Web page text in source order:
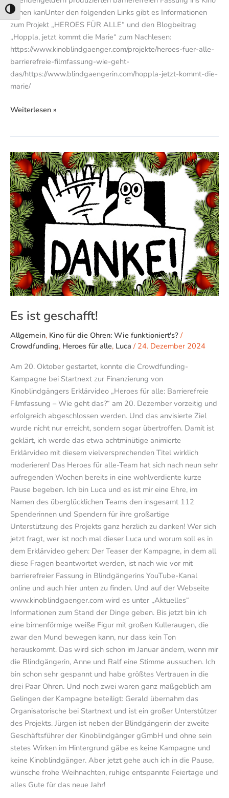
Umschalten auf hohe Kontraste
gehen kanUnter den folgenden Links gibt es Informationen
zum Projekt „HEROES FÜR ALLE“ und den Blogbeitrag
„Hoppla, jetzt kommt die Marie“ zum Nachlesen:
https://www.kinoblindgaenger.com/projekte/heroes-fuer-alle-
barrierefreie-filmfassung-wie-geht-
das/https://www.blindgaengerin.com/hoppla-jetzt-kommt-die-
marie/
Weiterlesen »
Es ist geschafft!
Allgemein, Kino für die Ohren: Wie funktioniert's? /
Crowdfunding, Heroes für alle, Luca / 24. Dezember 2024
Am 20. Oktober gestartet, konnte die Crowdfunding-
Kampagne bei Startnext zur Finanzierung von
Kinoblindgängers Erklärvideo „Heroes für alle: Barrierefreie
Filmfassung – Wie geht das?“ am 20. Dezember vorzeitig und
erfolgreich abgeschlossen werden. Und das anvisierte Ziel
wurde nicht nur erreicht, sondern sogar übertroffen. Damit ist
geklärt, ich werde das etwa achtminütige animierte
Erklärvideo mit diesem vielversprechenden Titel wirklich
moderieren! Das Heroes für alle-Team hat sich nach neun sehr
aufregenden Wochen bereits in eine wohlverdiente kurze
Pause begeben. Ich bin Luca und es ist mir eine Ehre, im
Namen des überglücklichen Teams den insgesamt 112
Spenderinnen und Spendern für ihre großartige
Unterstützung des Projekts ganz herzlich zu danken! Wer sich
jetzt fragt, wer ist noch mal dieser Luca und worum soll es in
dem Erklärvideo gehen: Der Teaser der Kampagne, in dem all
diese Fragen beantwortet werden, ist nach wie vor mit
barrierefreier Fassung in Blindgängerins YouTube-Kanal
online und auch hier unten zu finden. Und auf der Webseite
www.kinoblindgaenger.com wird es unter „Aktuelles“
Informationen zum Stand der Dinge geben. Bis jetzt bin ich
eine birnenförmige weiße Figur mit großen Kulleraugen, die
zwar den Mund bewegen kann, nur dass kein Ton
herauskommt. Das wird sich schon im Januar ändern, wenn mir
die Blindgängerin, Anne und Ralf eine Stimme aussuchen. Ich
bin schon sehr gespannt und habe größtes Vertrauen in die
drei Paar Ohren. Und noch zwei waren ganz maßgeblich am
Gelingen der Kampagne beteiligt: Gerald übernahm das
Organisatorische bei Startnext und ist ein großer Unterstützer
des Projekts. Jürgen ist neben der Blindgängerin der zweite
Geschäftsführer der Kinoblindgänger gGmbH und ohne sein
stetes Wirken im Hintergrund gäbe es keine Kampagne und
keine Kinoblindgänger. Aber jetzt gehe auch ich in die Pause,
wünsche frohe Weihnachten, ruhige entspannte Feiertage und
alles Gute für das neue Jahr!
Es
ist
geschafft!